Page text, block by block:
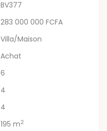
BV377
283 000 000 FCFA
Villa/Maison
Achat
6
4
4
195 m2